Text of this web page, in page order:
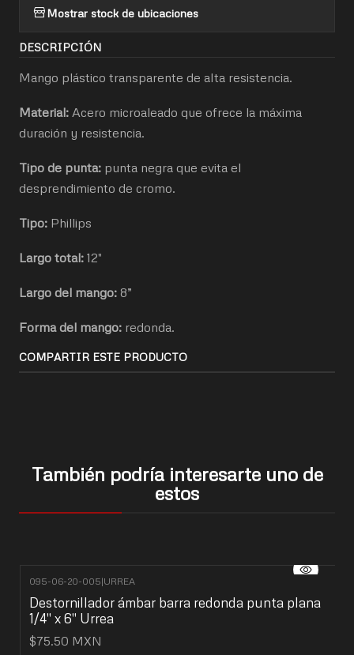
Mostrar stock de ubicaciones
DESCRIPCIÓN
Mango plástico transparente de alta resistencia.
Material: Acero microaleado que ofrece la máxima
duración y resistencia.
Tipo de punta: punta negra que evita el
desprendimiento de cromo.
Tipo: Phillips
Largo total: 12"
Largo del mango: 8”
Forma del mango: redonda.
COMPARTIR ESTE PRODUCTO
También podría interesarte uno de
estos
095-06-20-005|URREA
Destornillador ámbar barra redonda punta plana
1/4" x 6" Urrea
$75.50 MXN